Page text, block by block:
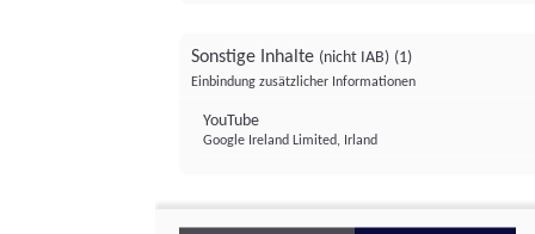
Sonstige Inhalte (nicht IAB) (1)
Einbindung zusätzlicher Informationen
YouTube
Google Ireland Limited, Irland